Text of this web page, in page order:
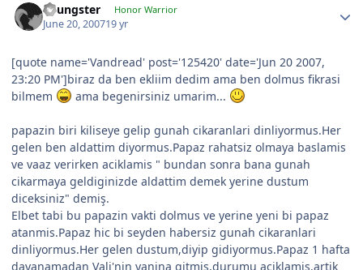
Youngster Honor Warrior
June 20, 200719 yr
[quote name='Vandread' post='125420' date='Jun 20 2007,
23:20 PM']biraz da ben ekliim dedim ama ben dolmus fikrasi
bilmem
ama begenirsiniz umarim...
papazin biri kiliseye gelip gunah cikaranlari dinliyormus.Her
gelen ben aldattim diyormus.Papaz rahatsiz olmaya baslamis
ve vaaz verirken aciklamis " bundan sonra bana gunah
cikarmaya geldiginizde aldattim demek yerine dustum
diceksiniz" demiş.
Elbet tabi bu papazin vakti dolmus ve yerine yeni bi papaz
atanmis.Papaz hic bi seyden habersiz gunah cikaranlari
dinliyormus.Her gelen dustum,diyip gidiyormus.Papaz 1 hafta
dayanamadan Vali'nin yanina gitmis,durumu aciklamis,artik